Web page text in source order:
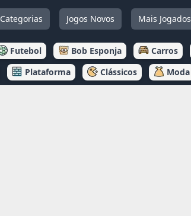
Categorias Jogos Novos Mais Jogados
Futebol Bob Esponja Carros
Plataforma Clássicos Moda